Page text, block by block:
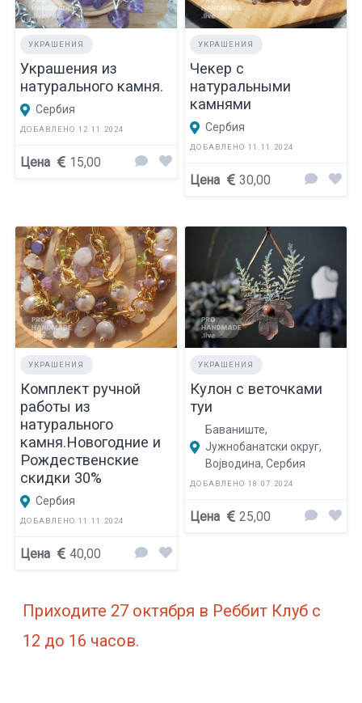
УКРАШЕНИЯ
Украшения из
натурального камня.
Сербия
ДОБАВЛЕНО 12.11.2024
Цена 15,00
УКРАШЕНИЯ
Чекер с
натуральными
камнями
Сербия
ДОБАВЛЕНО 11.11.2024
Цена 30,00
УКРАШЕНИЯ
Комплект ручной
работы из
натурального
камня.Новогодние и
Рождественские
скидки 30%
Сербия
ДОБАВЛЕНО 11.11.2024
Цена 40,00
УКРАШЕНИЯ
Кулон с веточками
туи
Баваниште,
Јужнобанатски округ,
Војводина, Сербия
ДОБАВЛЕНО 18.07.2024
Цена 25,00
Приходите 27 октября в Реббит Клуб с
12 до 16 часов.